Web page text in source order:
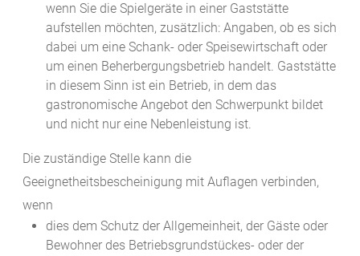
wenn Sie die Spielgeräte in einer Gaststätte
aufstellen möchten, zusätzlich: Angaben, ob es sich
dabei um eine Schank- oder Speisewirtschaft oder
um einen Beherbergungsbetrieb handelt. Gaststätte
in diesem Sinn ist ein Betrieb, in dem das
gastronomische Angebot den Schwerpunkt bildet
und nicht nur eine Nebenleistung ist.
Die zuständige Stelle kann die
Geeignetheitsbescheinigung mit Auflagen verbinden,
wenn
dies dem Schutz der Allgemeinheit, der Gäste oder
Bewohner des Betriebsgrundstückes- oder der